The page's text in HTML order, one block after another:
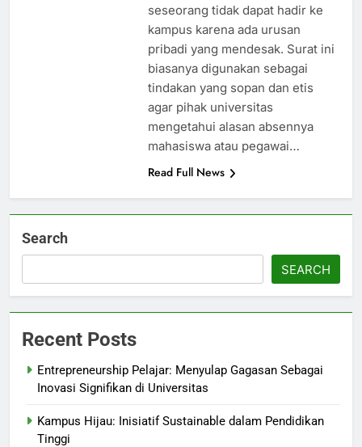
seseorang tidak dapat hadir ke
kampus karena ada urusan
pribadi yang mendesak. Surat ini
biasanya digunakan sebagai
tindakan yang sopan dan etis
agar pihak universitas
mengetahui alasan absennya
mahasiswa atau pegawai…
Read Full News
Search
SEARCH
Recent Posts
Entrepreneurship Pelajar: Menyulap Gagasan Sebagai
Inovasi Signifikan di Universitas
Kampus Hijau: Inisiatif Sustainable dalam Pendidikan
Tinggi